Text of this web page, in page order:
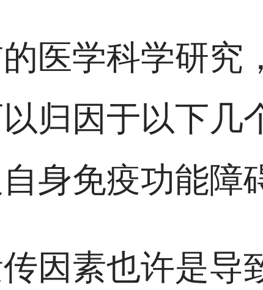
医学科学研究
归因于以下几
身免疫功能障
因素也许是导